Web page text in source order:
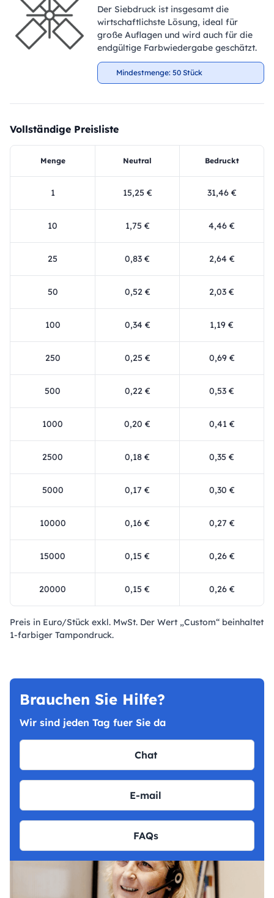
Der Siebdruck ist insgesamt die
wirtschaftlichste Lösung, ideal für
große Auflagen und wird auch für die
endgültige Farbwiedergabe geschätzt.
Mindestmenge: 50 Stück
Vollständige Preisliste
Menge Neutral Bedruckt
1 15,25 € 31,46 €
10 1,75 € 4,46 €
25 0,83 € 2,64 €
50 0,52 € 2,03 €
100 0,34 € 1,19 €
250 0,25 € 0,69 €
500 0,22 € 0,53 €
1000 0,20 € 0,41 €
2500 0,18 € 0,35 €
5000 0,17 € 0,30 €
10000 0,16 € 0,27 €
15000 0,15 € 0,26 €
20000 0,15 € 0,26 €
Preis in Euro/Stück exkl. MwSt. Der Wert „Custom“ beinhaltet
1-farbiger Tampondruck.
Brauchen Sie Hilfe?
Wir sind jeden Tag fuer Sie da
Chat
E-mail
FAQs